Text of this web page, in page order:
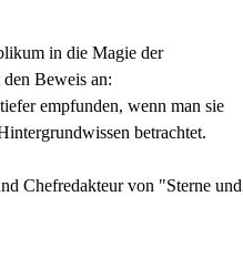
in die Magie der
Beweis an:
empfunden, wenn man sie
betrachtet.
Chefredakteur von "Sterne und